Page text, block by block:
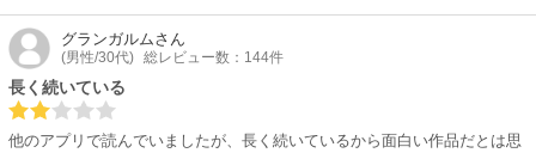
グランガルムさん
(男性/30代) 総レビュー数：144件
長く続いている
他のアプリで読んでいましたが、長く続いているから面白い作品だとは思